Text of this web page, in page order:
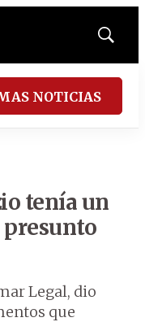
Mostrar
NOTICIAS
tenía un
Legal, dio
que